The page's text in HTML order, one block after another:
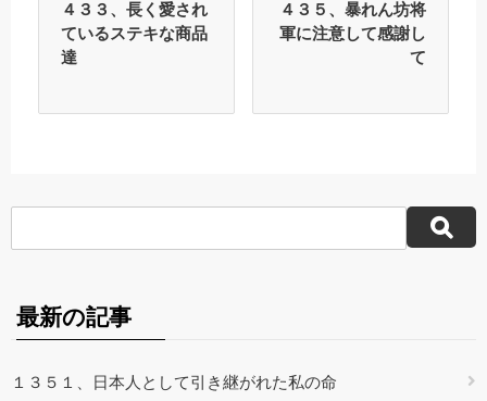
４３３、長く愛され
ているステキな商品
達
４３５、暴れん坊将
軍に注意して感謝し
て
最新の記事
１３５１、日本人として引き継がれた私の命